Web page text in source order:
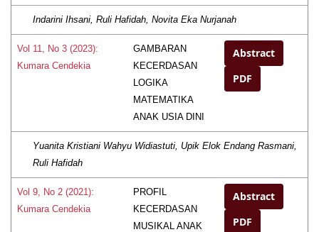
Indarini Ihsani, Ruli Hafidah, Novita Eka Nurjanah
Vol 11, No 3 (2023):
Kumara Cendekia
GAMBARAN
KECERDASAN
LOGIKA
MATEMATIKA
ANAK USIA DINI
Abstract
PDF
Yuanita Kristiani Wahyu Widiastuti, Upik Elok Endang Rasmani,
Ruli Hafidah
Vol 9, No 2 (2021):
Kumara Cendekia
PROFIL
KECERDASAN
MUSIKAL ANAK
Abstract
PDF